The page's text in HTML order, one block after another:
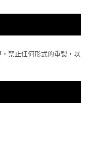
禁止任何形式的重製，以